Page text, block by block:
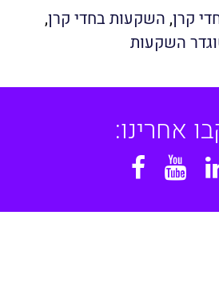
קרן, השקעות בחדי קרן,
השקעות
אחרינו:
Linkedin
YouTube